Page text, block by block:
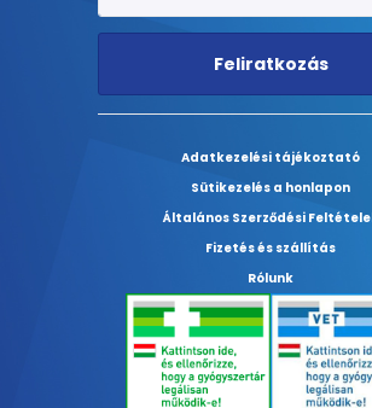
Feliratkozás
Adatkezelési tájékoztató
Sütikezelés a honlapon
Általános Szerződési
Fizetés és szállítás
Rólunk